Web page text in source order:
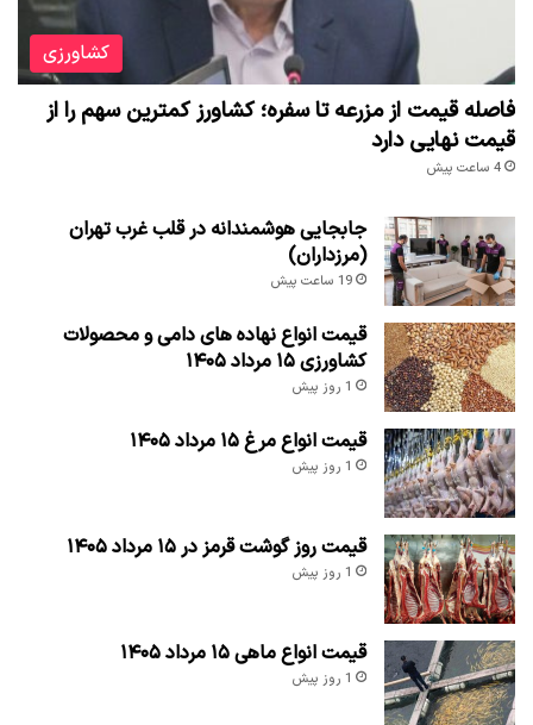
کشاورزی
فاصله قیمت از مزرعه تا سفره؛ کشاورز کمترین سهم را از
قیمت نهایی دارد
4 ساعت پیش
جابجایی هوشمندانه در قلب غرب تهران
(مرزداران)
19 ساعت پیش
قیمت انواع نهاده های دامی و محصولات
کشاورزی ۱۵ مرداد ۱۴۰۵
1 روز پیش
قیمت انواع مرغ ۱۵ مرداد ۱۴۰۵
1 روز پیش
قیمت روز گوشت قرمز در ۱۵ مرداد ۱۴۰۵
1 روز پیش
قیمت انواع ماهی ۱۵ مرداد ۱۴۰۵
1 روز پیش